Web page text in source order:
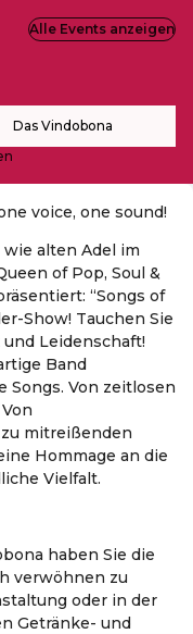
Das Vindobona
Alle Events anzeigen
voice, one sound!
alten Adel im
of Pop, Soul &
“Songs of
Show! Tauchen Sie
Leidenschaft!
Band
Songs. Von zeitlosen
mitreißenden
Hommage an die
Vielfalt.
haben Sie die
verwöhnen zu
oder in der
Getränke- und